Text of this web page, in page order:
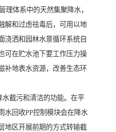
理体系中的天然集聚降水，
解和过虑祛毒后，可用以地
浇洒和园林水景循环系统自
可在贮水池下要工作压力操
补地表水资源，改善生态环
水截污和清洁的功能。在平
水回收PP控制模块会在降水
地区开展前期的方式转输截